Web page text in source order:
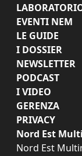
EVENTI NEM
LE GUIDE
I DOSSIER
NEWSLETTER
PODCAST
I VIDEO
GERENZA
PRIVACY
Nord Est
Nord Est